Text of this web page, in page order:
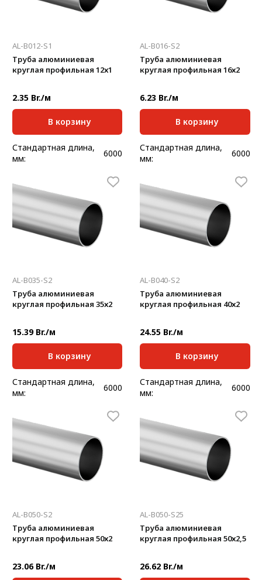
AL-B012-S1
Труба алюминиевая
круглая профильная 12х1
2.35 Br./м
В корзину
Стандартная длина,
мм:
6000
Толщина, мм:
1
AL-B016-S2
Труба алюминиевая
круглая профильная 16х2
6.23 Br./м
В корзину
Стандартная длина,
мм:
6000
Толщина, мм:
2
AL-B035-S2
Труба алюминиевая
круглая профильная 35х2
15.39 Br./м
В корзину
Стандартная длина,
мм:
6000
Толщина, мм:
2
AL-B040-S2
Труба алюминиевая
круглая профильная 40х2
24.55 Br./м
В корзину
Стандартная длина,
мм:
6000
Толщина, мм:
2
AL-B050-S2
Труба алюминиевая
круглая профильная 50х2
23.06 Br./м
AL-B050-S25
Труба алюминиевая
круглая профильная 50х2,5
26.62 Br./м